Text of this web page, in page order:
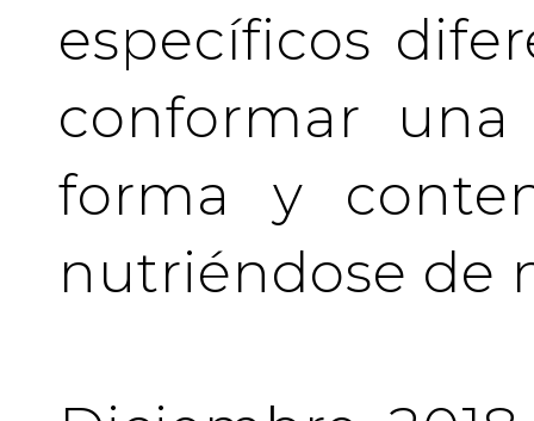
específicos
conformar
forma y
nutriéndose de